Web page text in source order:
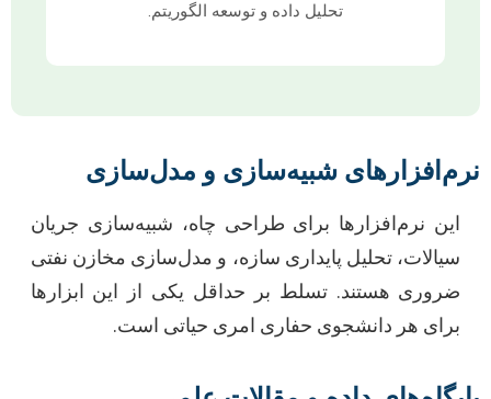
تحلیل داده و توسعه الگوریتم.
نرم‌افزارهای شبیه‌سازی و مدل‌سازی
این نرم‌افزارها برای طراحی چاه، شبیه‌سازی جریان
سیالات، تحلیل پایداری سازه، و مدل‌سازی مخازن نفتی
ضروری هستند. تسلط بر حداقل یکی از این ابزارها
برای هر دانشجوی حفاری امری حیاتی است.